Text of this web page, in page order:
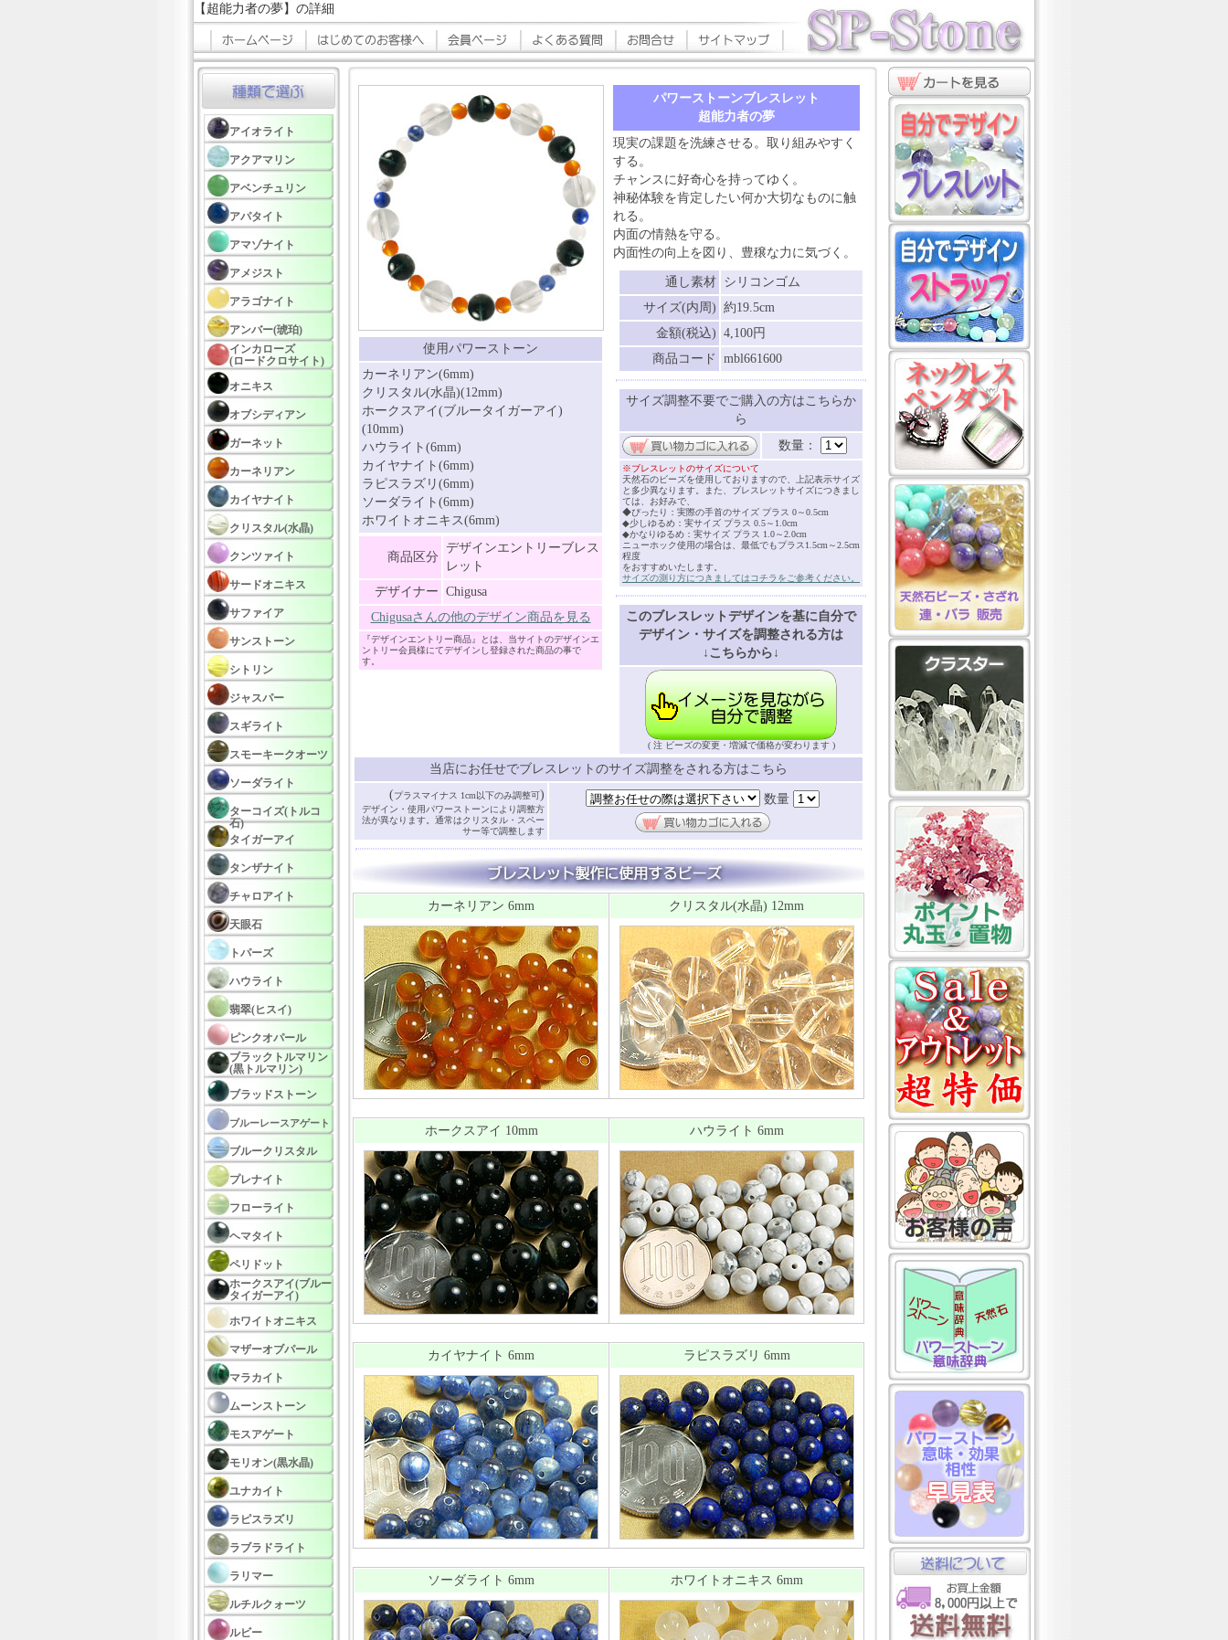
【超能力者の夢】の詳細
アイオライト
アクアマリン
アベンチュリン
アパタイト
アマゾナイト
アメジスト
アラゴナイト
アンバー(琥珀)
インカローズ
(ロードクロサイト)
オニキス
オブシディアン
ガーネット
カーネリアン
カイヤナイト
クリスタル(水晶)
クンツァイト
サードオニキス
サファイア
サンストーン
シトリン
ジャスパー
スギライト
スモーキークオーツ
ソーダライト
ターコイズ(トルコ
石)
タイガーアイ
タンザナイト
チャロアイト
天眼石
トパーズ
ハウライト
翡翠(ヒスイ)
ピンクオパール
ブラックトルマリン
(黒トルマリン)
ブラッドストーン
ブルーレースアゲート
ブルークリスタル
プレナイト
フローライト
ヘマタイト
ペリドット
ホークスアイ(ブルー
タイガーアイ)
ホワイトオニキス
マザーオブパール
マラカイト
ムーンストーン
モスアゲート
モリオン(黒水晶)
ユナカイト
ラピスラズリ
ラブラドライト
ラリマー
ルチルクォーツ
ルビー
使用パワーストーン
カーネリアン(6mm)
クリスタル(水晶)(12mm)
ホークスアイ(ブルータイガーアイ)
(10mm)
ハウライト(6mm)
カイヤナイト(6mm)
ラピスラズリ(6mm)
ソーダライト(6mm)
ホワイトオニキス(6mm)
商品区分
デザインエントリーブレス
レット
デザイナー Chigusa
Chigusaさんの他のデザイン商品を見る
『デザインエントリー商品』とは、当サイトのデザインエ
ントリー会員様にてデザインし登録された商品の事で
す。
パワーストーンブレスレット
超能力者の夢
現実の課題を洗練させる。取り組みやすく
する。
チャンスに好奇心を持ってゆく。
神秘体験を肯定したい何か大切なものに触
れる。
内面の情熱を守る。
内面性の向上を図り、豊穣な力に気づく。
通し素材 シリコンゴム
サイズ(内周) 約19.5cm
金額(税込) 4,100円
商品コード
mbl661600
サイズ調整不要でご購入の方はこちらか
ら
数量：
※ブレスレットのサイズについて
天然石のビーズを使用しておりますので、上記表示サイズ
と多少異なります。また、ブレスレットサイズにつきまし
ては、お好みで、
◆ぴったり：実際の手首のサイズ プラス 0～0.5cm
◆少しゆるめ：実サイズ プラス 0.5～1.0cm
◆かなりゆるめ：実サイズ プラス 1.0～2.0cm
ニューホック使用の場合は、最低でもプラス1.5cm～2.5cm
程度
をおすすめいたします。
サイズの測り方につきましてはコチラをご参考ください。
このブレスレットデザインを基に自分で
デザイン・サイズを調整される方は
↓こちらから↓
( 注 ビーズの変更・増減で価格が変わります )
当店にお任せでブレスレットのサイズ調整をされる方はこちら
(プラスマイナス 1cm以下のみ調整可)
デザイン・使用パワーストーンにより調整方
法が異なります。通常はクリスタル・スペー
サー等で調整します
数量
カーネリアン 6mm クリスタル(水晶) 12mm
ホークスアイ 10mm ハウライト 6mm
カイヤナイト 6mm ラピスラズリ 6mm
ソーダライト 6mm ホワイトオニキス 6mm